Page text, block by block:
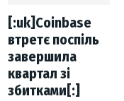
[:uk]Coinbase
втретє поспіль
завершила
квартал зі
збитками[:]